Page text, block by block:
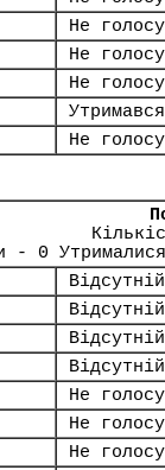
Не
Не
Не
Утримався
Не
- 0
Відсутній
Відсутній
Відсутній
Відсутній
Не
Не
Не